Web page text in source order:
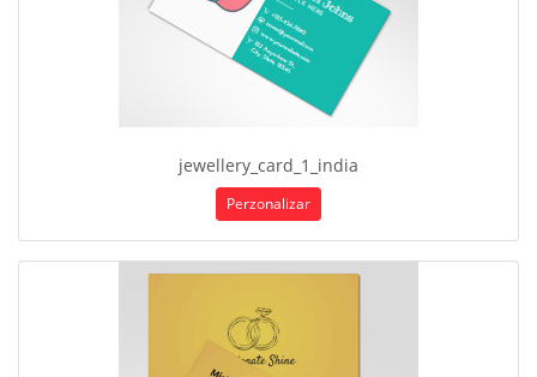
jewellery_card_1_india
Perzonalizar